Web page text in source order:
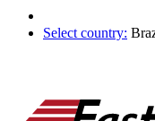
Select country: